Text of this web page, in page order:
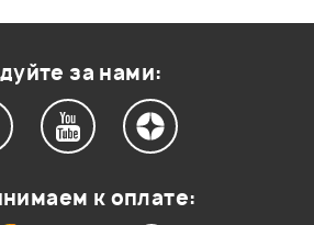
за нами:
к оплате: